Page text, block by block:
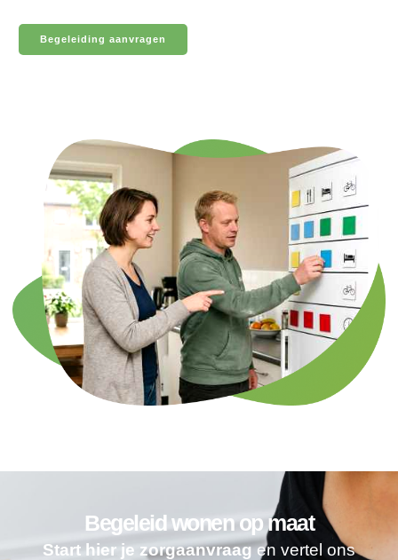
Begeleiding aanvragen
Begeleid wonen op maat
Start hier je zorgaanvraagen vertel ons